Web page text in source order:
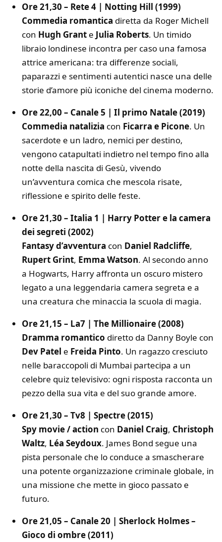
Ore 21,30 – Rete 4 | Notting Hill (1999)
Commedia romantica diretta da Roger Michell
con Hugh Grant e Julia Roberts. Un timido
libraio londinese incontra per caso una famosa
attrice americana: tra differenze sociali,
paparazzi e sentimenti autentici nasce una delle
storie d’amore più iconiche del cinema moderno.
Ore 22,00 – Canale 5 | Il primo Natale (2019)
Commedia natalizia con Ficarra e Picone. Un
sacerdote e un ladro, nemici per destino,
vengono catapultati indietro nel tempo fino alla
notte della nascita di Gesù, vivendo
un’avventura comica che mescola risate,
riflessione e spirito delle feste.
Ore 21,30 – Italia 1 | Harry Potter e la camera
dei segreti (2002)
Fantasy d’avventura con Daniel Radcliffe,
Rupert Grint, Emma Watson. Al secondo anno
a Hogwarts, Harry affronta un oscuro mistero
legato a una leggendaria camera segreta e a
una creatura che minaccia la scuola di magia.
Ore 21,15 – La7 | The Millionaire (2008)
Dramma romantico diretto da Danny Boyle con
Dev Patel e Freida Pinto. Un ragazzo cresciuto
nelle baraccopoli di Mumbai partecipa a un
celebre quiz televisivo: ogni risposta racconta un
pezzo della sua vita e del suo grande amore.
Ore 21,30 – Tv8 | Spectre (2015)
Spy movie / action con Daniel Craig, Christoph
Waltz, Léa Seydoux. James Bond segue una
pista personale che lo conduce a smascherare
una potente organizzazione criminale globale, in
una missione che mette in gioco passato e
futuro.
Ore 21,05 – Canale 20 | Sherlock Holmes –
Gioco di ombre (2011)